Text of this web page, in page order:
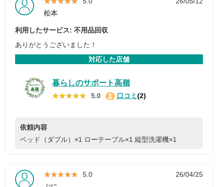
松本
利用したサービス: 不用品回収
ありがとうございました！
対応した店舗
暮らしのサポート高嶺
★★★★★
★★★★★ 5.0 口コミ (2)
依頼内容
ベッド（ダブル）×1 ローテーブル×1 縦型洗濯機×1
★★★★★
★★★★★ 5.0
26/04/25